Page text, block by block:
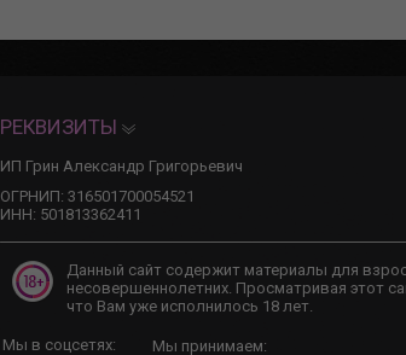
РЕКВИЗИТЫ
ИП Грин Александр Григорьевич
ОГРНИП: 316501700054521
ИНН: 501813362411
Данный сайт содержит материалы для
несовершеннолетних. Просматривая этот
что Вам уже исполнилось 18 лет.
Мы в соцсетях: Мы принимаем: